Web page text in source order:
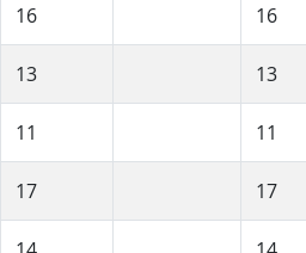
16 16
13 13
11 11
17 17